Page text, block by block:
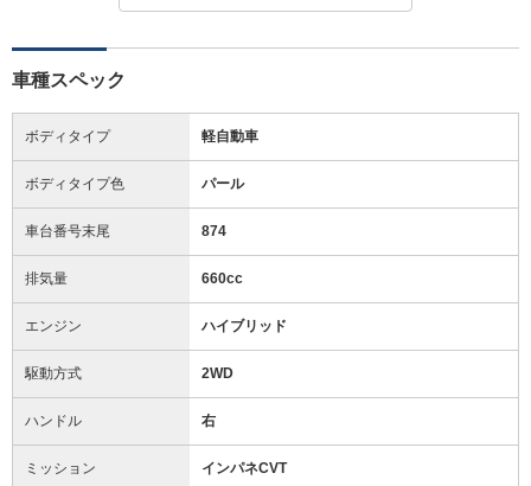
車種スペック
ボディタイプ 軽自動車
ボディタイプ色 パール
車台番号末尾 874
排気量 660cc
エンジン ハイブリッド
駆動方式 2WD
ハンドル 右
ミッション インパネCVT